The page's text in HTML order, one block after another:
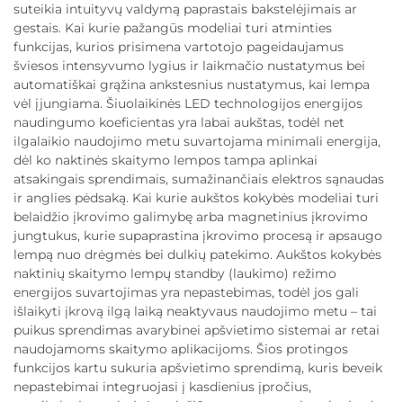
suteikia intuityvų valdymą paprastais bakstelėjimais ar
gestais. Kai kurie pažangūs modeliai turi atminties
funkcijas, kurios prisimena vartotojo pageidaujamus
šviesos intensyvumo lygius ir laikmačio nustatymus bei
automatiškai grąžina ankstesnius nustatymus, kai lempa
vėl įjungiama. Šiuolaikinės LED technologijos energijos
naudingumo koeficientas yra labai aukštas, todėl net
ilgalaikio naudojimo metu suvartojama minimali energija,
dėl ko naktinės skaitymo lempos tampa aplinkai
atsakingais sprendimais, sumažinančiais elektros sąnaudas
ir anglies pėdsaką. Kai kurie aukštos kokybės modeliai turi
belaidžio įkrovimo galimybę arba magnetinius įkrovimo
jungtukus, kurie supaprastina įkrovimo procesą ir apsaugo
lempą nuo drėgmės bei dulkių patekimo. Aukštos kokybės
naktinių skaitymo lempų standby (laukimo) režimo
energijos suvartojimas yra nepastebimas, todėl jos gali
išlaikyti įkrovą ilgą laiką neaktyvaus naudojimo metu – tai
puikus sprendimas avarybinei apšvietimo sistemai ar retai
naudojamoms skaitymo aplikacijoms. Šios protingos
funkcijos kartu sukuria apšvietimo sprendimą, kuris beveik
nepastebimai integruojasi į kasdienius įpročius,